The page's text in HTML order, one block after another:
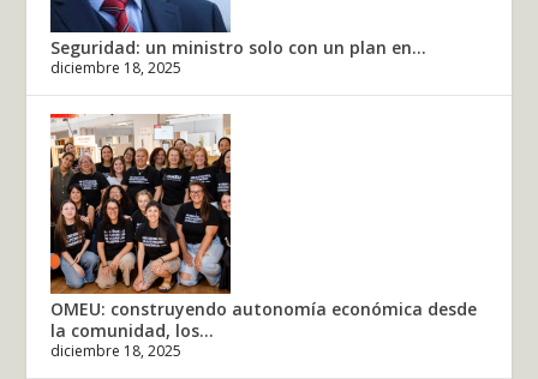
Seguridad: un ministro solo con un plan en...
diciembre 18, 2025
OMEU: construyendo autonomía económica desde
la comunidad, los...
diciembre 18, 2025